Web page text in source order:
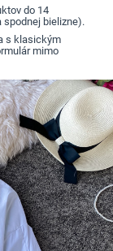
do 14
spodnej bielizne).
s klasickým
mimo